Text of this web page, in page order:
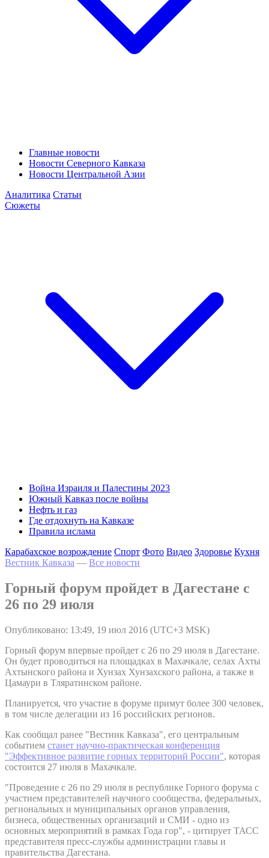
Главные новости
Новости Северного Кавказа
Новости Центральной Азии
Аналитика Статьи
Сюжеты
Война Израиля и Палестины 2023
Южный Кавказ после войны
Нефть и газ
Где отдохнуть на Кавказе
Правила ислама
Карабахское возрождение Спорт Фото Видео Здоровье Кухня
Вестник Кавказа — Все новости
Горный форум пройдет в Дагестане с
26 по 29 июля
Опубликовано: 13:49, 19 июл 2016 (UTC+3 MSK)
Горный форум впервые пройдет с 26 по 29 июля в Дагестане.
Он будет проводиться на площадках в Махачкале, селах Ахты
Ахтынского района и Хунзах Хунзахского района, а также в
Цамаури в Тляратинском районе.
Планируется, что участие в форуме примут более 300 человек,
в том числе делегации из 16 российских регионов.
Как сообщал ранее "Вестник Кавказа", его центральным
событием станет научно-практическая конференция
"Эффективное развитие горных территорий России", которая
состоится 27 июля в Махачкале.
"Проведение с 26 по 29 июля в республике Горного форума с
участием представителей научного сообщества, федеральных,
региональных и муниципальных органов управления,
бизнеса, общественных организаций и СМИ - одно из
основных мероприятий в рамках Года гор", - цитирует ТАСС
представителя пресс-службы администрации главы и
правительства Дагестана.